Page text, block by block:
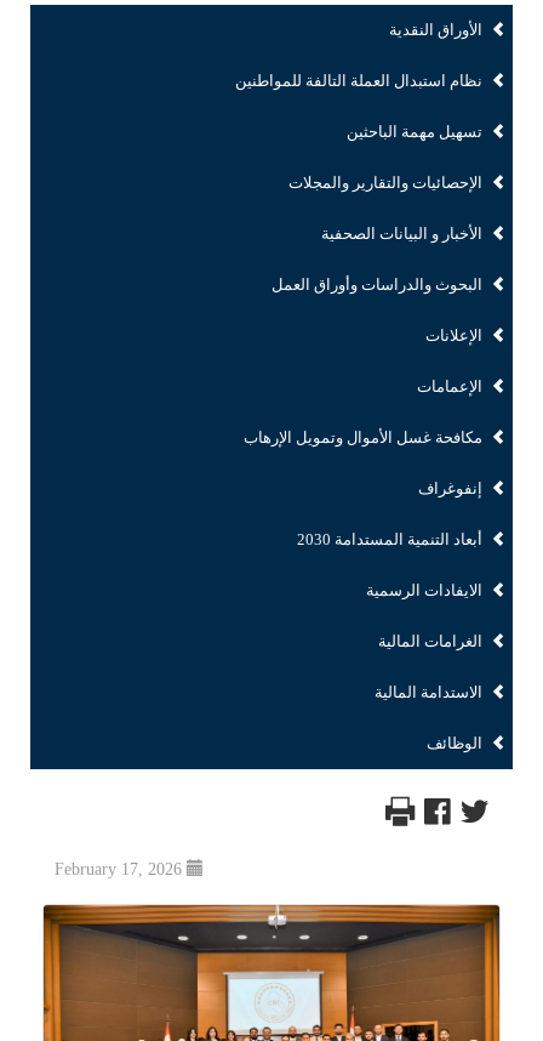
الأوراق النقدية
نظام استبدال العملة التالفة للمواطنين
تسهيل مهمة الباحثين
الإحصائيات والتقارير والمجلات
الأخبار و البيانات الصحفية
البحوث والدراسات وأوراق العمل
الإعلانات
الإعمامات
مكافحة غسل الأموال وتمويل الإرهاب
إنفوغراف
أبعاد التنمية المستدامة 2030
الايفادات الرسمية
الغرامات المالية
الاستدامة المالية
الوظائف